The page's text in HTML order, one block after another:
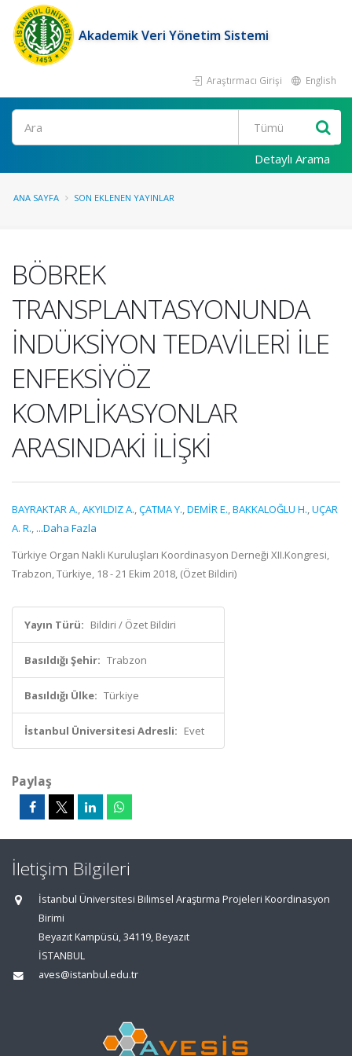
Akademik Veri Yönetim Sistemi
Araştırmacı Girişi English
Ara
Detaylı Arama
ANA SAYFA SON EKLENEN YAYINLAR
BÖBREK
TRANSPLANTASYONUNDA
İNDÜKSİYON TEDAVİLERİ İLE
ENFEKSİYÖZ
KOMPLİKASYONLAR
ARASINDAKİ İLİŞKİ
BAYRAKTAR A.,AKYILDIZ A.,ÇATMA Y.,DEMİR E.,BAKKALOĞLU H.,UÇAR
A. R., ...Daha Fazla
Türkiye Organ Nakli Kuruluşları Koordinasyon Derneği XII.Kongresi,
Trabzon, Türkiye, 18 - 21 Ekim 2018, (Özet Bildiri)
Yayın Türü: Bildiri / Özet Bildiri
Basıldığı Şehir: Trabzon
Basıldığı Ülke: Türkiye
İstanbul Üniversitesi Adresli: Evet
Paylaş
İletişim Bilgileri
İstanbul Üniversitesi Bilimsel Araştırma Projeleri Koordinasyon
Birimi
Beyazıt Kampüsü, 34119, Beyazıt
İSTANBUL
aves@istanbul.edu.tr